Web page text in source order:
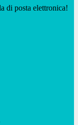
di posta elettronica!